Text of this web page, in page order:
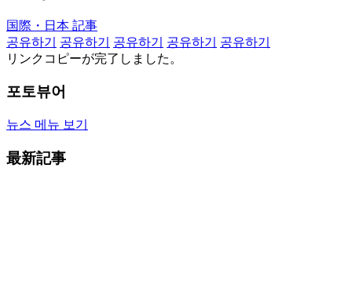
国際・日本 記事
공유하기
공유하기 공유하기 공유하기
공유하기
リンクコピーが完了しました。
포토뷰어
뉴스 메뉴 보기
最新記事